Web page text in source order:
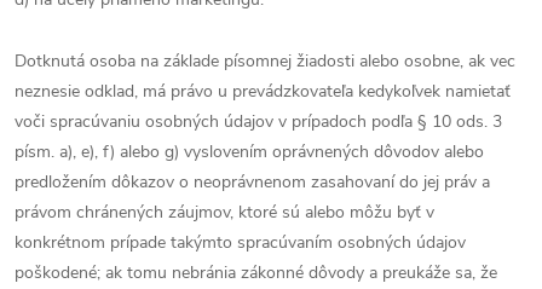
Dotknutá osoba na základe písomnej žiadosti alebo osobne, ak vec
neznesie odklad, má právo u prevádzkovateľa kedykoľvek namietať
voči spracúvaniu osobných údajov v prípadoch podľa § 10 ods. 3
písm. a), e), f) alebo g) vyslovením oprávnených dôvodov alebo
predložením dôkazov o neoprávnenom zasahovaní do jej práv a
právom chránených záujmov, ktoré sú alebo môžu byť v
konkrétnom prípade takýmto spracúvaním osobných údajov
poškodené; ak tomu nebránia zákonné dôvody a preukáže sa, že